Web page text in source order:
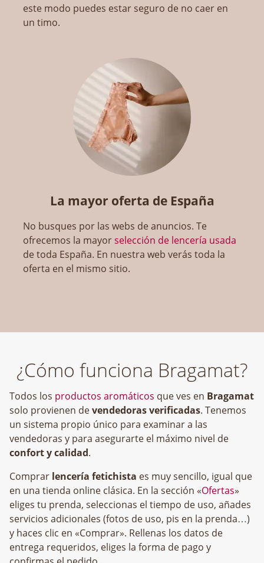
este modo puedes estar seguro de no caer en
un timo.
La mayor oferta de España
No busques por las webs de anuncios. Te
ofrecemos la mayorselección de lencería usada
de toda España. En nuestra web verás toda la
oferta en el mismo sitio.
¿Cómo funciona Bragamat?
Todos los productos aromáticos que ves en Bragamat
solo provienen devendedoras verificadas. Tenemos
un sistema propio único para examinar a las
vendedoras y para asegurarte el máximo nivel de
confort y calidad.
Comprar lencería fetichista es muy sencillo, igual que
en una tienda online clásica. En la sección «Ofertas»
eliges tu prenda, seleccionas el tiempo de uso, añades
servicios adicionales (fotos de uso, pis en la prenda…)
y haces clic en «Comprar». Rellenas los datos de
entrega requeridos, eliges la forma de pago y